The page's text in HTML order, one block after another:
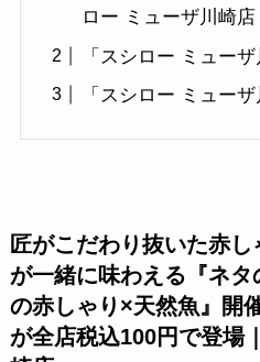
ロー ミューザ川崎店
「スシロー ミュー
「スシロー ミュー
匠がこだわり抜いた赤
が一緒に味わえる『ネ
の赤しゃり×天然魚』開
が全店税込100円で登場